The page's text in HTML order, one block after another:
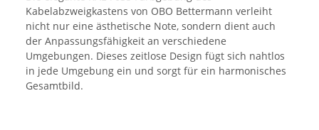
Kabelabzweigkastens von OBO Bettermann verleiht
nicht nur eine ästhetische Note, sondern dient auch
der Anpassungsfähigkeit an verschiedene
Umgebungen. Dieses zeitlose Design fügt sich nahtlos
in jede Umgebung ein und sorgt für ein harmonisches
Gesamtbild.